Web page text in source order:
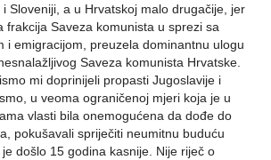
i Sloveniji, a u Hrvatskoj malo drugačije, jer
frakcija Saveza komunista u sprezi sa
i emigracijom, preuzela dominantnu ulogu
Saveza komunista Hrvatske.
mi doprinijeli propasti Jugoslavije i
u veoma ograničenoj mjeri koja je u
vlasti bila onemogućena da dođe do
pokušavali spriječiti neumitnu buduću
došlo 15 godina kasnije. Nije riječ o